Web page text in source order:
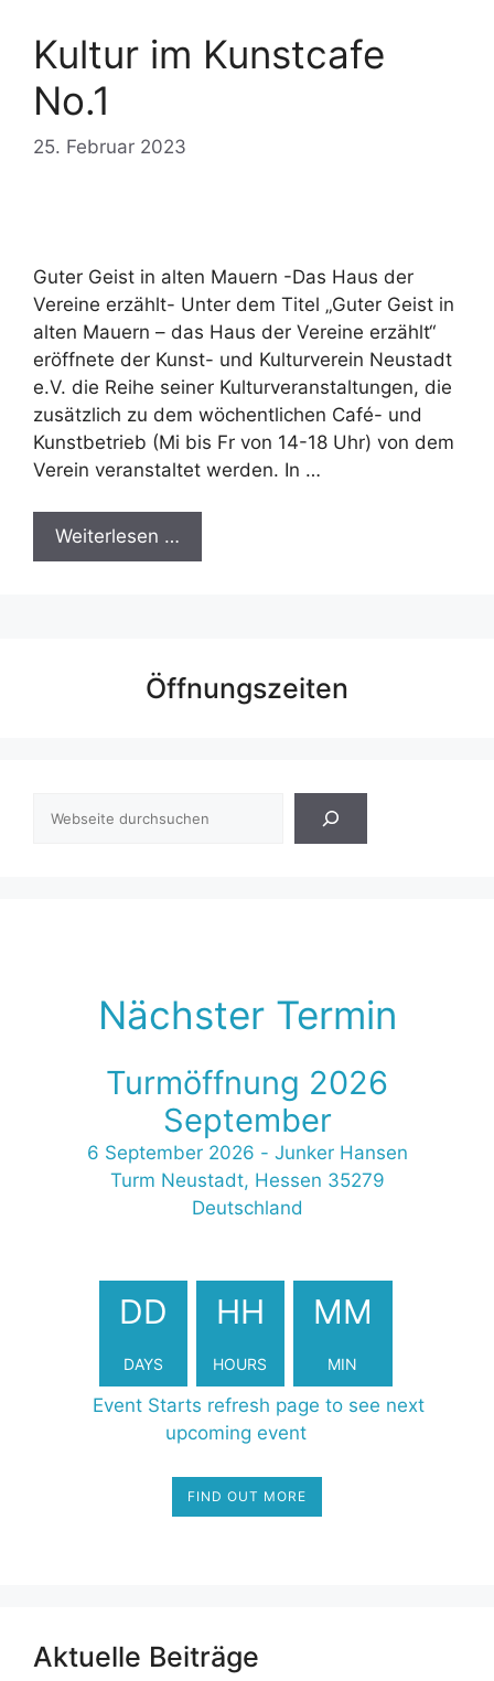
Kultur im Kunstcafe
No.1
25. Februar 2023
Guter Geist in alten Mauern -Das Haus der
Vereine erzählt- Unter dem Titel „Guter Geist in
alten Mauern – das Haus der Vereine erzählt“
eröffnete der Kunst- und Kulturverein Neustadt
e.V. die Reihe seiner Kulturveranstaltungen, die
zusätzlich zu dem wöchentlichen Café- und
Kunstbetrieb (Mi bis Fr von 14-18 Uhr) von dem
Verein veranstaltet werden. In …
Weiterlesen …
Öffnungszeiten
Nächster Termin
Turmöffnung 2026
September
6 September 2026 - Junker Hansen
Turm Neustadt, Hessen 35279
Deutschland
DD
DAYS
HH
HOURS
MM
MIN
Event Starts refresh page to see next
upcoming event
FIND OUT MORE
Aktuelle Beiträge